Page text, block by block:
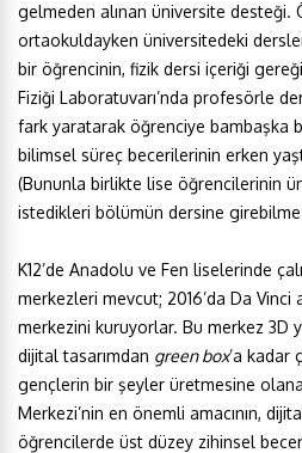
gelmeden alınan üniversite desteği.
ortaokuldayken üniversitedeki
bir öğrencinin, fizik dersi içeriği
Fiziği Laboratuvarı’nda profesörle
fark yaratarak öğrenciye bambaşka
bilimsel süreç becerilerinin erken
(Bununla birlikte lise öğrencilerinin
istedikleri bölümün dersine girebilme
K12’de Anadolu ve Fen liselerinde
merkezleri mevcut; 2016’da Da Vinci
merkezini kuruyorlar. Bu merkez 3D
dijital tasarımdan green box’a kadar
gençlerin bir şeyler üretmesine
Merkezi’nin en önemli amacının,
öğrencilerde üst düzey zihinsel